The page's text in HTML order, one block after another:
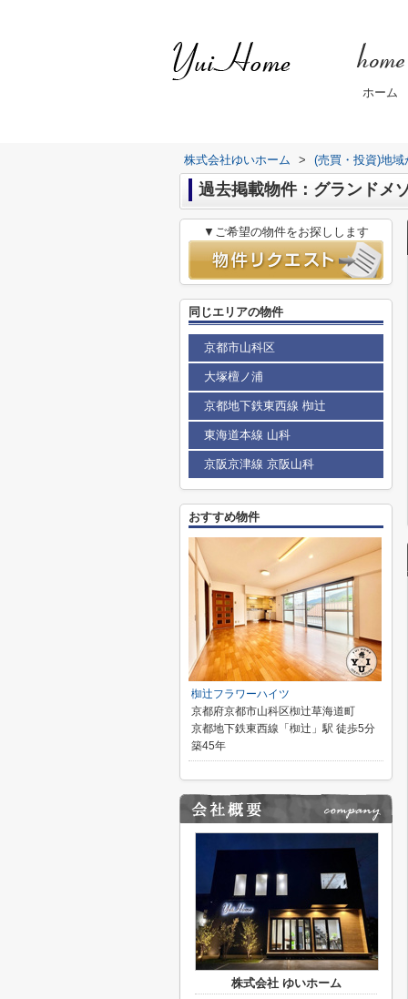
ホーム
株式会社ゆいホーム > (売買・投資)地域
過去掲載物件：グランドメ
▼ご希望の物件をお探しします
同じエリアの物件
京都市山科区
大塚檀ノ浦
京都地下鉄東西線 椥辻
東海道本線 山科
京阪京津線 京阪山科
おすすめ物件
椥辻フラワーハイツ
京都府京都市山科区椥辻草海道町
京都地下鉄東西線「椥辻」駅 徒歩5分
築45年
株式会社 ゆいホーム